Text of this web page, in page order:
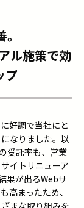
ル施策で効
プ
好調で当社にと
なりました。 以
受託率も、営業
イトリニューア
果が出るWebサ
高まったため、